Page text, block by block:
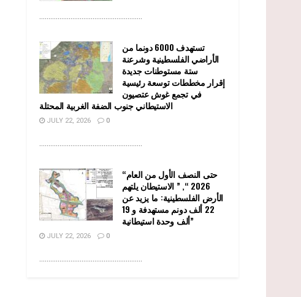
........................................................
تستهدف 6000 دونما من
الأراضي الفلسطينية وشرعنة
ستة مستوطنات جديدة
إقرار مخططات توسعة رئيسية
في تجمع غوش عتصيون
الاستيطاني جنوب الضفة الغربية المحتلة
JULY 22, 2026 0
........................................................
“حتى النصف الأول من العام
2026 “, ” الاستيطان يلتهم
الأرض الفلسطينية: ما يزيد عن
22 ألف دونم مستهدفة و 19
ألف وحدة استيطانية”
JULY 22, 2026 0
........................................................